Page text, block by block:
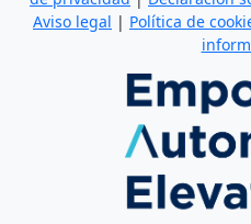
Aviso legal | Política de